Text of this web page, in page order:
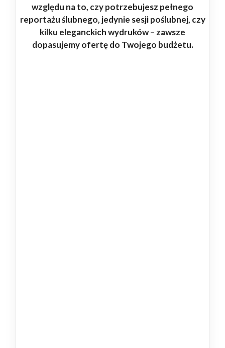
względu na to, czy potrzebujesz pełnego
reportażu ślubnego, jedynie sesji poślubnej, czy
kilku eleganckich wydruków – zawsze
dopasujemy ofertę do Twojego budżetu.